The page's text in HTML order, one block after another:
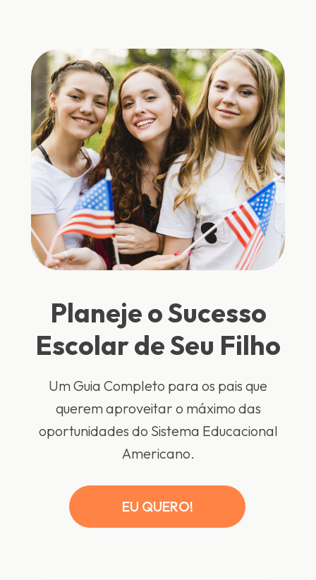
Planeje o Sucesso
Escolar de Seu Filho
Um Guia Completo para os pais que
querem aproveitar o máximo das
oportunidades do Sistema Educacional
Americano.
EU QUERO!